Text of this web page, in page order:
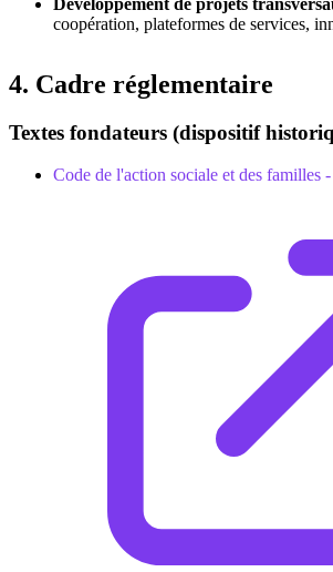
coopération, plateformes de services,
4. Cadre réglementaire
Textes fondateurs (dispositif
Code de l'action sociale et des familles